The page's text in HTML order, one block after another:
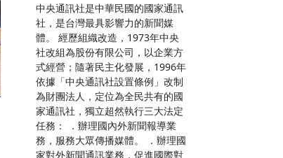
中央通訊社是中華民國的國家通訊
社，是台灣最具影響力的新聞媒
體。 經歷組織改造，1973年中央
社改組為股份有限公司，以企業方
式經營；隨著民主化發展，1996年
依據「中央通訊社設置條例」改制
為財團法人，定位為全民共有的國
家通訊社，獨立超然執行三大法定
任務： ．辦理國內外新聞報導業
務，服務大眾傳播媒體。 ．辦理國
家對外新聞通訊業務，促進國際對